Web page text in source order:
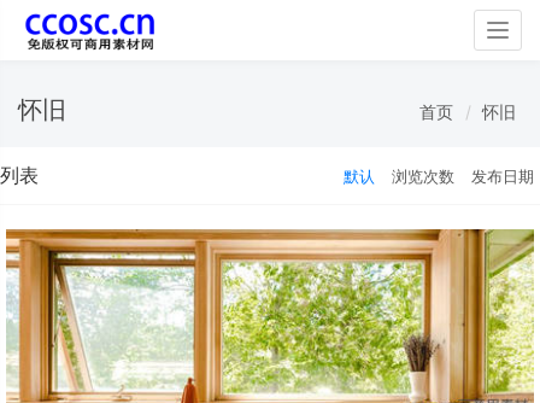
怀旧 首页 怀旧
列表 默认 浏览次数 发布日期